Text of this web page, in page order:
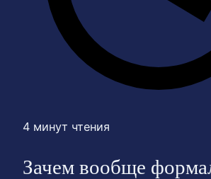
4 минут чтения
Зачем вообще